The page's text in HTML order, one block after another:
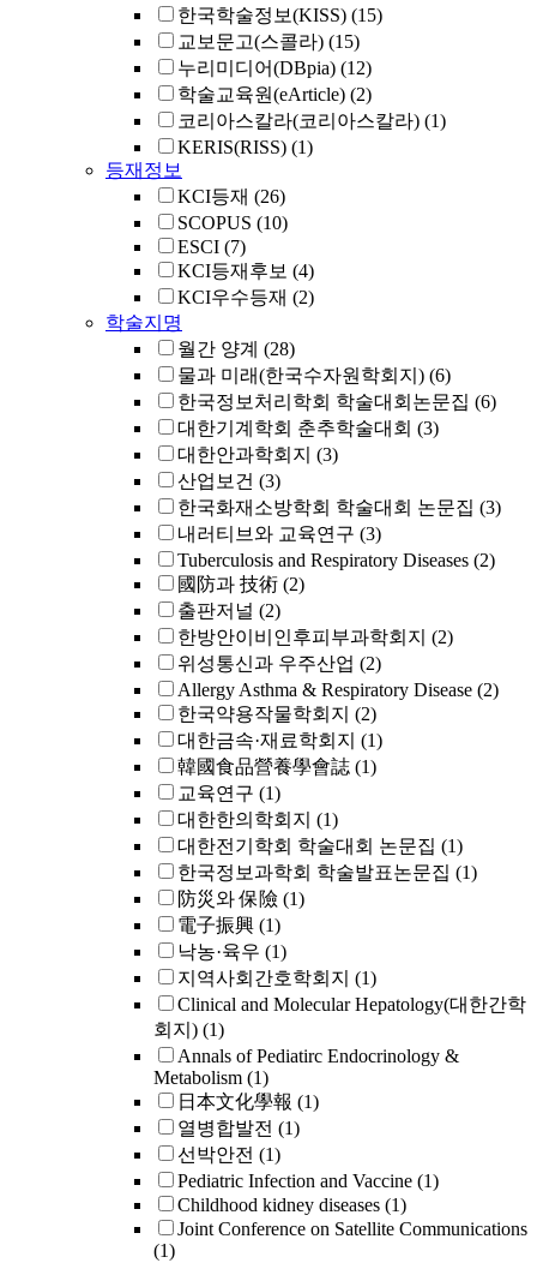
한국학술정보(KISS) (15)
교보문고(스콜라) (15)
누리미디어(DBpia) (12)
학술교육원(eArticle) (2)
코리아스칼라(코리아스칼라) (1)
KERIS(RISS) (1)
등재정보
KCI등재 (26)
SCOPUS (10)
ESCI (7)
KCI등재후보 (4)
KCI우수등재 (2)
학술지명
월간 양계 (28)
물과 미래(한국수자원학회지) (6)
한국정보처리학회 학술대회논문집 (6)
대한기계학회 춘추학술대회 (3)
대한안과학회지 (3)
산업보건 (3)
한국화재소방학회 학술대회 논문집 (3)
내러티브와 교육연구 (3)
Tuberculosis and Respiratory Diseases (2)
國防과 技術 (2)
출판저널 (2)
한방안이비인후피부과학회지 (2)
위성통신과 우주산업 (2)
Allergy Asthma & Respiratory Disease (2)
한국약용작물학회지 (2)
대한금속·재료학회지 (1)
韓國食品營養學會誌 (1)
교육연구 (1)
대한한의학회지 (1)
대한전기학회 학술대회 논문집 (1)
한국정보과학회 학술발표논문집 (1)
防災와 保險 (1)
電子振興 (1)
낙농·육우 (1)
지역사회간호학회지 (1)
Clinical and Molecular Hepatology(대한간학
회지) (1)
Annals of Pediatirc Endocrinology &
Metabolism (1)
日本文化學報 (1)
열병합발전 (1)
선박안전 (1)
Pediatric Infection and Vaccine (1)
Childhood kidney diseases (1)
Joint Conference on Satellite Communications
(1)